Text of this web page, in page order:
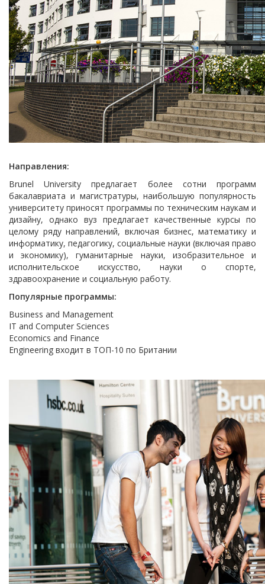
Направления:
Brunel University предлагает более сотни программ
бакалавриата и магистратуры, наибольшую популярность
университету приносят программы по техническим наукам и
дизайну, однако вуз предлагает качественные курсы по
целому ряду направлений, включая бизнес, математику и
информатику, педагогику, социальные науки (включая право
и экономику), гуманитарные науки, изобразительное и
исполнительское искусство, науки о спорте,
здравоохранение и социальную работу.
Популярные программы:
Business and Management
IT and Computer Sciences
Economics and Finance
Engineering входит в ТОП-10 по Британии